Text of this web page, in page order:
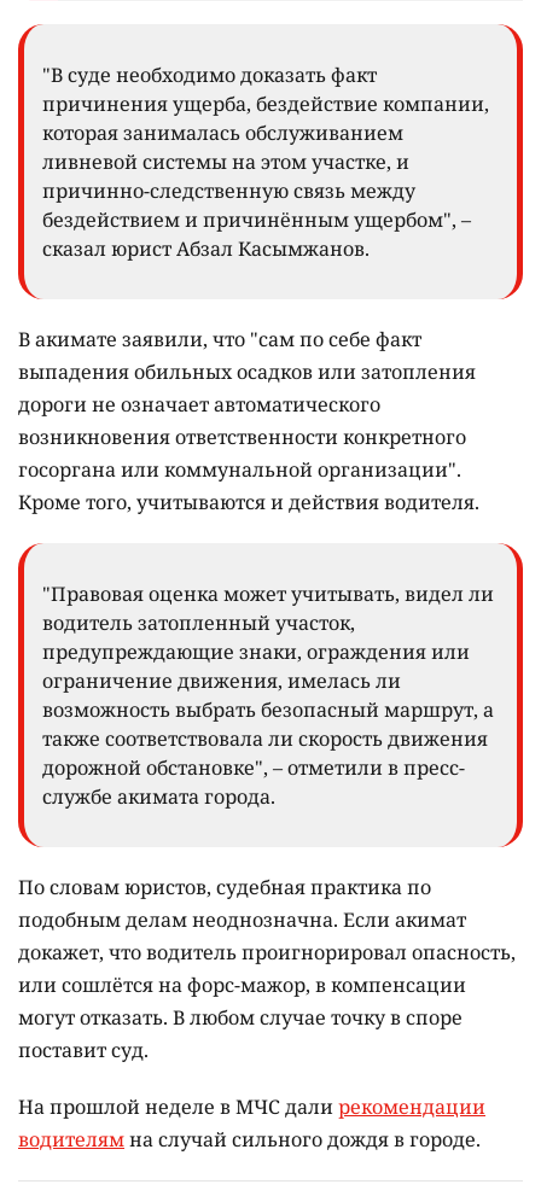
"В суде необходимо доказать факт
причинения ущерба, бездействие компании,
которая занималась обслуживанием
ливневой системы на этом участке, и
причинно-следственную связь между
бездействием и причинённым ущербом", –
сказал юрист Абзал Касымжанов.
В акимате заявили, что "сам по себе факт
выпадения обильных осадков или затопления
дороги не означает автоматического
возникновения ответственности конкретного
госоргана или коммунальной организации".
Кроме того, учитываются и действия водителя.
"Правовая оценка может учитывать, видел ли
водитель затопленный участок,
предупреждающие знаки, ограждения или
ограничение движения, имелась ли
возможность выбрать безопасный маршрут, а
также соответствовала ли скорость движения
дорожной обстановке", – отметили в пресс-
службе акимата города.
По словам юристов, судебная практика по
подобным делам неоднозначна. Если акимат
докажет, что водитель проигнорировал опасность,
или сошлётся на форс-мажор, в компенсации
могут отказать. В любом случае точку в споре
поставит суд.
На прошлой неделе в МЧС далирекомендации
водителямна случай сильного дождя в городе.